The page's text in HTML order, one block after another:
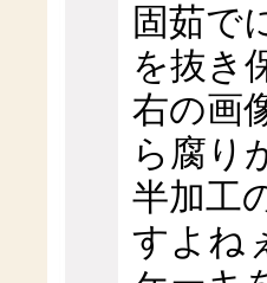
固茹で
を抜き
右の画
ら腐り
半加工
すよね